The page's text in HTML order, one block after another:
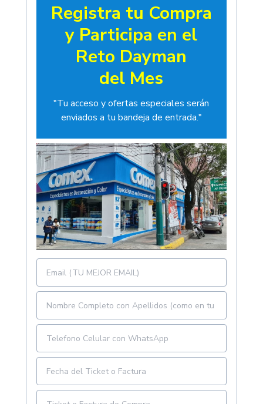
Registra tu Compra
y Participa en el
Reto Dayman
del Mes
"Tu acceso y ofertas especiales serán
enviados a tu bandeja de entrada."